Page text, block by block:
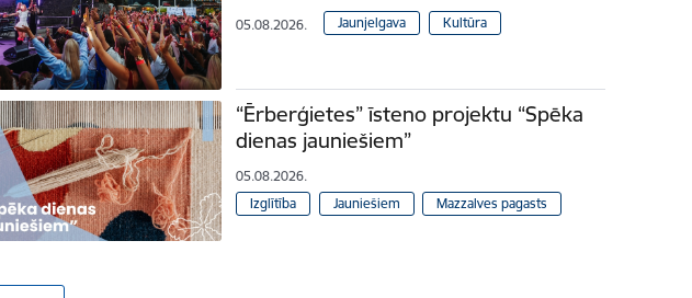
05.08.2026. Jaunjelgava Kultūra
“Ērberģietes” īsteno projektu “Spēka
dienas jauniešiem”
05.08.2026.
Izglītība
Jauniešiem Mazzalves pagasts